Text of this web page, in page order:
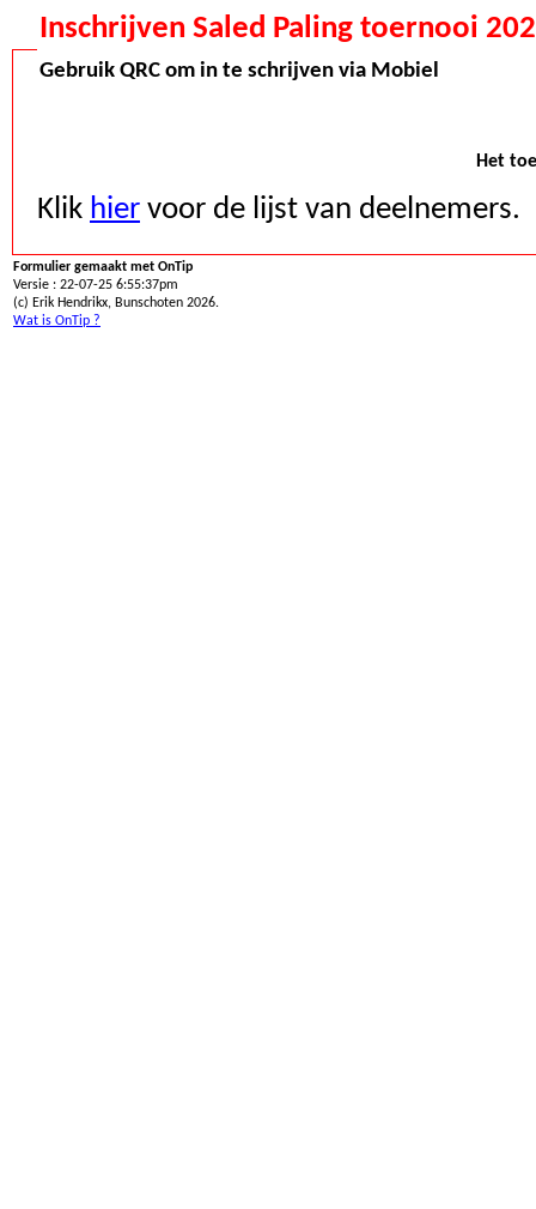
Inschrijven Saled Paling toernooi
Gebruik QRC om in te schrijven via Mobiel
Het
Klik hier voor de lijst van deelnemers.
Formulier gemaakt met OnTip
Versie : 22-07-25 6:55:37pm
(c) Erik Hendrikx, Bunschoten 2026.
Wat is OnTip ?